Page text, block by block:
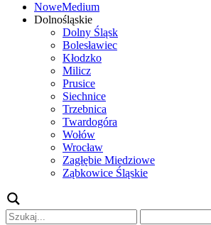
NoweMedium
Dolnośląskie
Dolny Śląsk
Bolesławiec
Kłodzko
Milicz
Prusice
Siechnice
Trzebnica
Twardogóra
Wołów
Wrocław
Zagłębie Miedziowe
Ząbkowice Śląskie